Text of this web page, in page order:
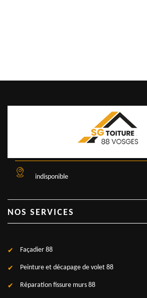
indisponible
NOS SERVICES
Façadier 88
Peinture et décapage de volet 88
Réparation fissure murs 88